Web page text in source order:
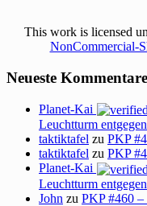
This work is licensed
NonCommercial-
Neueste Kommentare
Planet-Kai
Leuchtturm entgegen
taktiktafel zu PKP
taktiktafel zu PKP
Planet-Kai
Leuchtturm entgegen
John zu PKP #460 –